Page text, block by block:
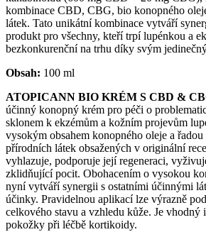
kombinace CBD, CBG, bio konopného
látek. Tato unikátní kombinace vytváří
produkt pro všechny, kteří trpí lupénkou a
bezkonkurenční na trhu díky svým
Obsah: 100 ml
ATOPICANN BIO KRÉM S CBD &
účinný konopný krém pro péči o
sklonem k ekzémům a kožním projevům
vysokým obsahem konopného oleje a
přírodních látek obsažených v originální
vyhlazuje, podporuje její regeneraci,
zklidňující pocit. Obohacením o vysokou
nyní vytváří synergii s ostatními účinnými
účinky. Pravidelnou aplikací lze výrazně
celkového stavu a vzhledu kůže. Je vhodný
pokožky při léčbě kortikoidy.